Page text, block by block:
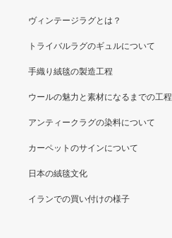
ヴィンテージラグとは？
トライバルラグのギュルについて
手織り絨毯の製造工程
ウールの魅力と素材になるまでの工程
アンティークラグの染料について
カーペットのサインについて
日本の絨毯文化
イランでの買い付けの様子